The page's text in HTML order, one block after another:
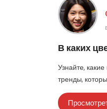
В каких
Узнайте,
тренды,